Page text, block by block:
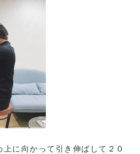
上に向かって引き伸ばして２０